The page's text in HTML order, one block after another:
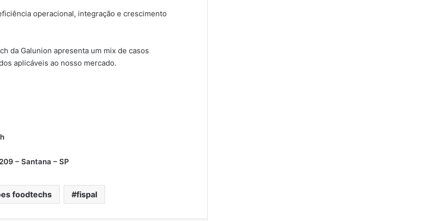
operacional, integração e crescimento
da Galunion apresenta um mix de casos
aplicáveis ao nosso mercado.
– Santana – SP
foodtechs fispal